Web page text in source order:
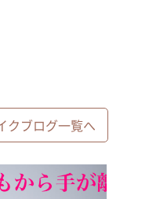
クブログ一覧へ